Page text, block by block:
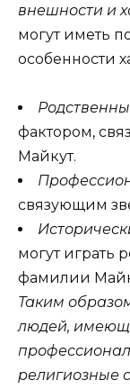
внешности и
могут иметь
особенности
фактором,
Майкут.
связующим
могут играть
фамилии
Таким
людей,
религиозные